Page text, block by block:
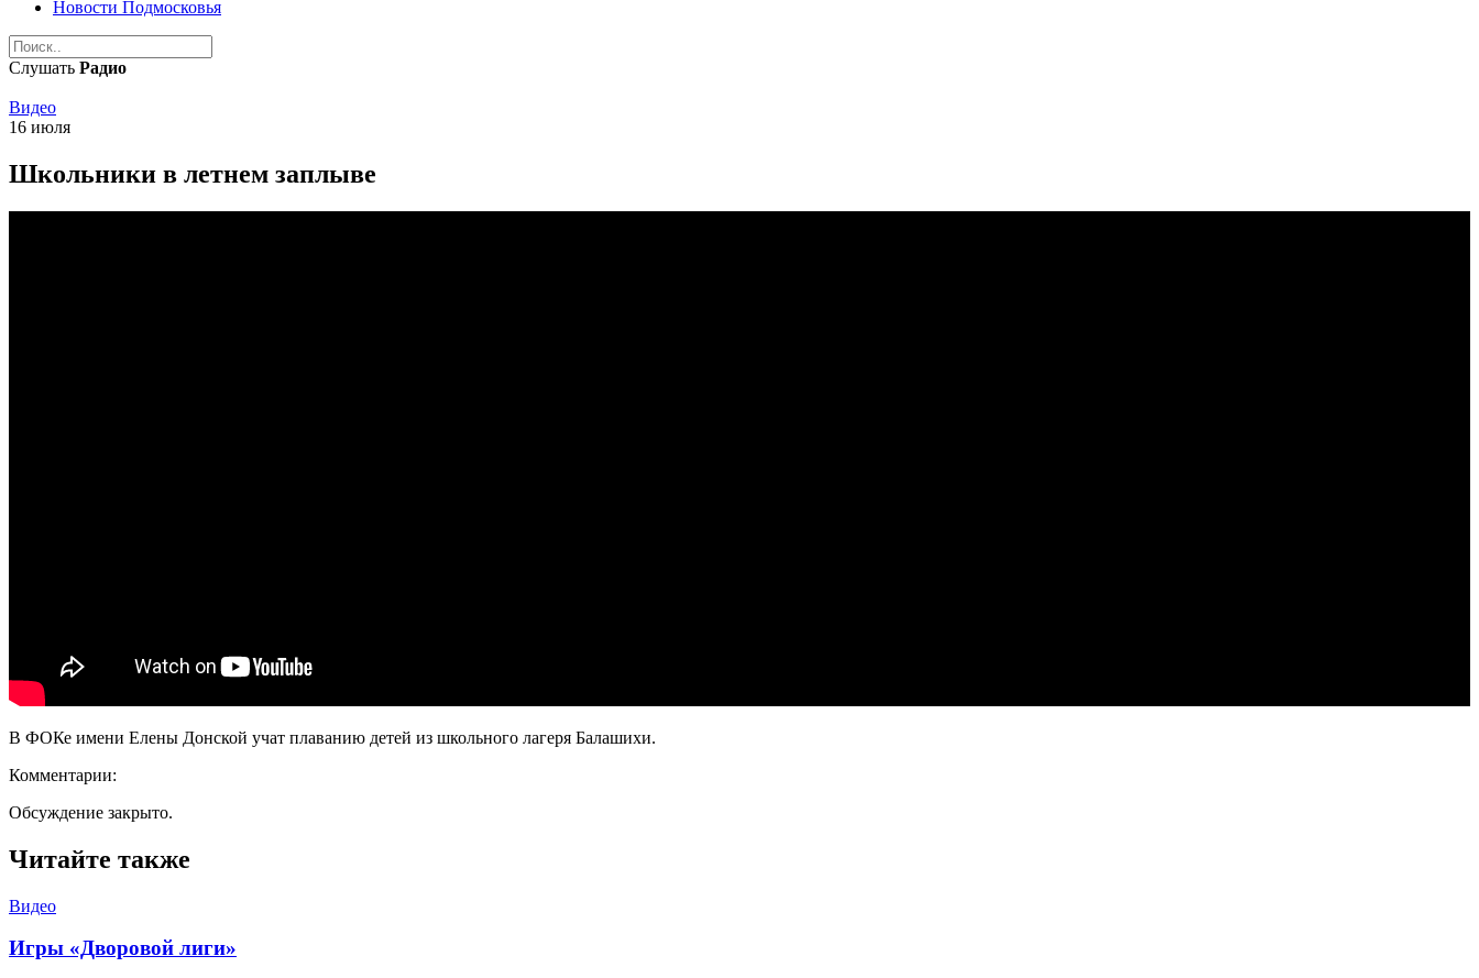
Новости Подмосковья
Слушать Радио
Видео
16 июля
Школьники в летнем заплыве
В ФОКе имени Елены Донской учат плаванию детей из школьного лагеря Балашихи.
Комментарии:
Обсуждение закрыто.
Читайте также
Видео
Игры «Дворовой лиги»